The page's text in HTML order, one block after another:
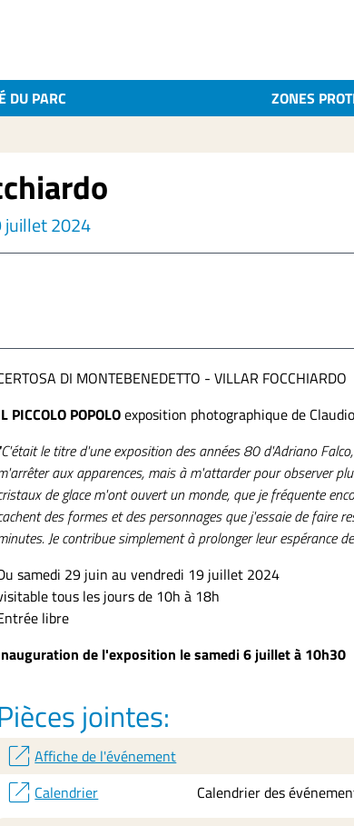
DU PARC ZONES
juillet 2024
DI MONTEBENEDETTO - VILLAR FOCCHIARDO
PICCOLO POPOLOexposition photographique de
"C'était le titre d'une exposition des années 80 d'Adriano
aux apparences, mais à m'attarder pour observer
de glace m'ont ouvert un monde, que je fréquente
des formes et des personnages que j'essaie de faire
Je contribue simplement à prolonger leur espérance
samedi 29 juin au vendredi 19 juillet 2024
tous les jours de 10h à 18h
libre
de l'exposition le samedi 6 juillet à 10h30
jointes:
open_in_newAffiche de l'événement
open_in_newCalendrier Calendrier des